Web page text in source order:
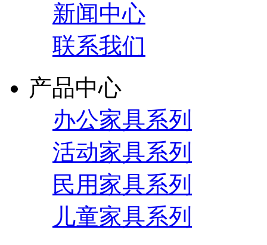
新闻中心
联系我们
产品中心
办公家具系列
活动家具系列
民用家具系列
儿童家具系列